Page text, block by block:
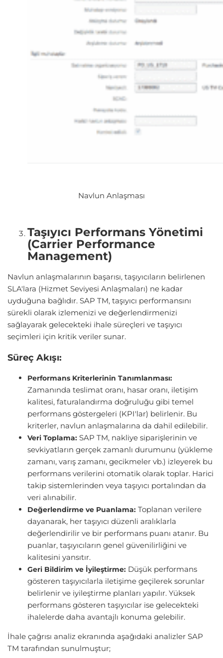
Navlun Anlaşması
Taşıyıcı Performans Yönetimi
(Carrier Performance
Management)
Navlun anlaşmalarının başarısı, taşıyıcıların belirlenen
SLA'lara (Hizmet Seviyesi Anlaşmaları) ne kadar
uyduğuna bağlıdır. SAP TM, taşıyıcı performansını
sürekli olarak izlemenizi ve değerlendirmenizi
sağlayarak gelecekteki ihale süreçleri ve taşıyıcı
seçimleri için kritik veriler sunar.
Süreç Akışı:
Performans Kriterlerinin Tanımlanması:
Zamanında teslimat oranı, hasar oranı, iletişim
kalitesi, faturalandırma doğruluğu gibi temel
performans göstergeleri (KPI'lar) belirlenir. Bu
kriterler, navlun anlaşmalarına da dahil edilebilir.
Veri Toplama: SAP TM, nakliye siparişlerinin ve
sevkiyatların gerçek zamanlı durumunu (yükleme
zamanı, varış zamanı, gecikmeler vb.) izleyerek bu
performans verilerini otomatik olarak toplar. Harici
takip sistemlerinden veya taşıyıcı portalından da
veri alınabilir.
Değerlendirme ve Puanlama: Toplanan verilere
dayanarak, her taşıyıcı düzenli aralıklarla
değerlendirilir ve bir performans puanı atanır. Bu
puanlar, taşıyıcıların genel güvenilirliğini ve
kalitesini yansıtır.
Geri Bildirim ve İyileştirme: Düşük performans
gösteren taşıyıcılarla iletişime geçilerek sorunlar
belirlenir ve iyileştirme planları yapılır. Yüksek
performans gösteren taşıyıcılar ise gelecekteki
ihalelerde daha avantajlı konuma gelebilir.
İhale çağrısı analiz ekranında aşağıdaki analizler SAP
TM tarafından sunulmuştur;